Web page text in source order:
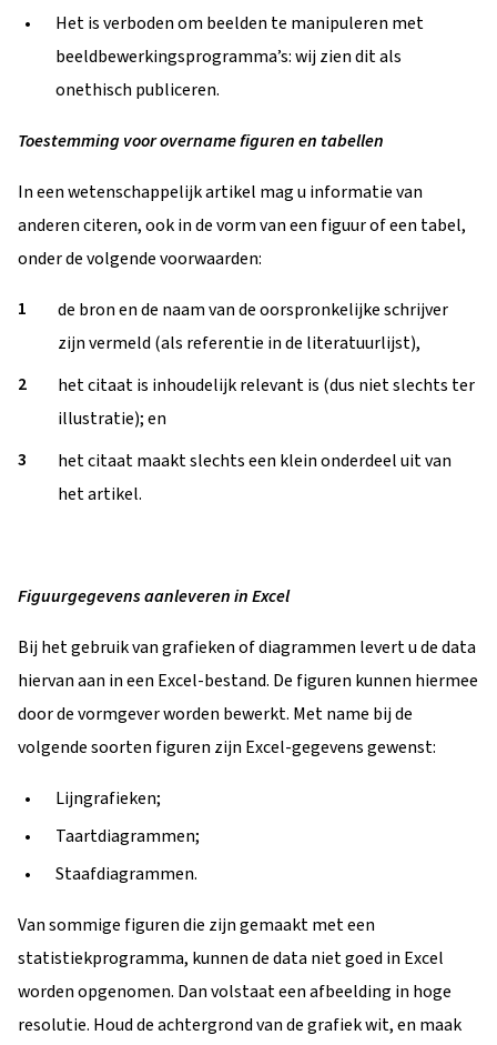
Het is verboden om beelden te manipuleren met
beeldbewerkingsprogramma’s: wij zien dit als
onethisch publiceren.
Toestemming voor overname figuren en tabellen
In een wetenschappelijk artikel mag u informatie van
anderen citeren, ook in de vorm van een figuur of een tabel,
onder de volgende voorwaarden:
de bron en de naam van de oorspronkelijke schrijver
zijn vermeld (als referentie in de literatuurlijst),
het citaat is inhoudelijk relevant is (dus niet slechts ter
illustratie); en
het citaat maakt slechts een klein onderdeel uit van
het artikel.
Figuurgegevens aanleveren in Excel
Bij het gebruik van grafieken of diagrammen levert u de data
hiervan aan in een Excel-bestand. De figuren kunnen hiermee
door de vormgever worden bewerkt. Met name bij de
volgende soorten figuren zijn Excel-gegevens gewenst:
Lijngrafieken;
Taartdiagrammen;
Staafdiagrammen.
Van sommige figuren die zijn gemaakt met een
statistiekprogramma, kunnen de data niet goed in Excel
worden opgenomen. Dan volstaat een afbeelding in hoge
resolutie. Houd de achtergrond van de grafiek wit, en maak